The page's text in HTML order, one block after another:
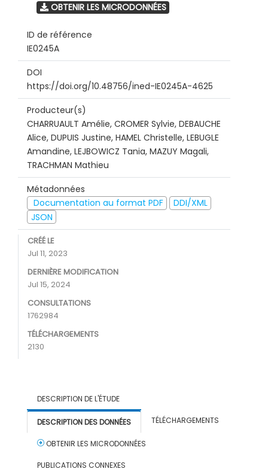
OBTENIR LES MICRODONNÉES
ID de référence
IE0245A
DOI
https://doi.org/10.48756/ined-IE0245A-4625
Producteur(s)
CHARRUAULT Amélie, CROMER Sylvie, DEBAUCHE
Alice, DUPUIS Justine, HAMEL Christelle, LEBUGLE
Amandine, LEJBOWICZ Tania, MAZUY Magali,
TRACHMAN Mathieu
Métadonnées
Documentation au format PDF
DDI/XML
JSON
CRÉÉ LE
Jul 11, 2023
DERNIÈRE MODIFICATION
Jul 15, 2024
CONSULTATIONS
1762984
TÉLÉCHARGEMENTS
2130
DESCRIPTION DE L'ÉTUDE
DESCRIPTION DES DONNÉES TÉLÉCHARGEMENTS
OBTENIR LES MICRODONNÉES
PUBLICATIONS CONNEXES